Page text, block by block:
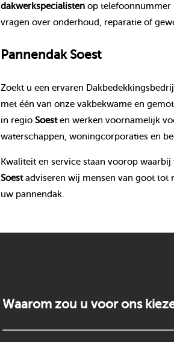
dakwerkspecialistenop telefoonnummer
vragen over onderhoud, reparatie of
Pannendak Soest
Zoekt u een ervaren
met één van onze vakbekwame en
in regio Soesten werken voornamelijk
waterschappen, woningcorporaties en
Kwaliteit en service staan voorop
Soestadviseren wij mensen van goot tot
uw pannendak.
Waarom zou u voor ons